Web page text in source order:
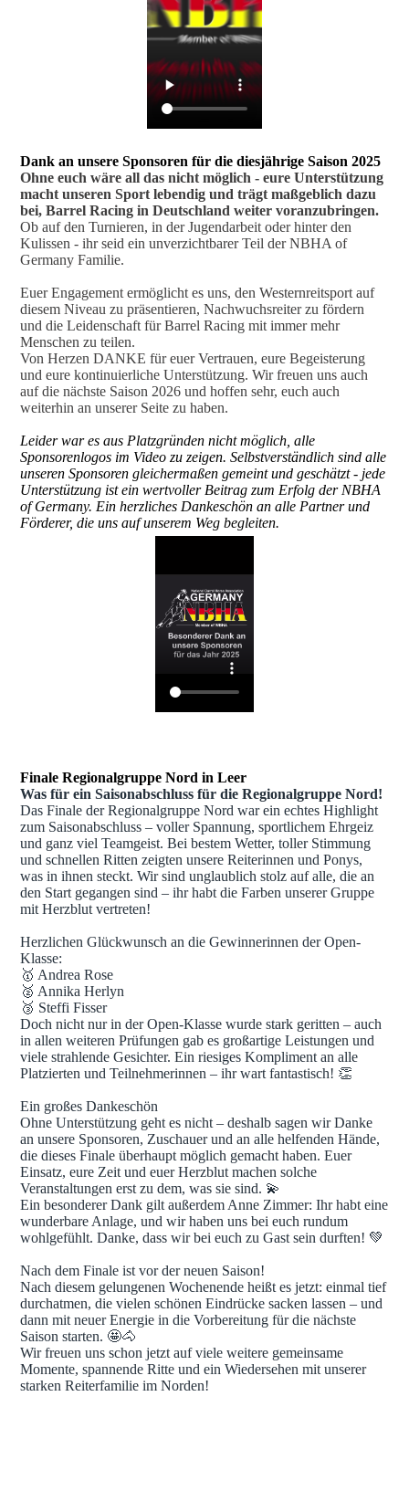
Dank an unsere Sponsoren für die diesjährige Saison 2025
Ohne euch wäre all das nicht möglich - eure Unterstützung
macht unseren Sport lebendig und trägt maßgeblich dazu
bei, Barrel Racing in Deutschland weiter voranzubringen.
Ob auf den Turnieren, in der Jugendarbeit oder hinter den
Kulissen - ihr seid ein unverzichtbarer Teil der NBHA of
Germany Familie.
Euer Engagement ermöglicht es uns, den Westernreitsport auf
diesem Niveau zu präsentieren, Nachwuchsreiter zu fördern
und die Leidenschaft für Barrel Racing mit immer mehr
Menschen zu teilen.
Von Herzen DANKE für euer Vertrauen, eure Begeisterung
und eure kontinuierliche Unterstützung. Wir freuen uns auch
auf die nächste Saison 2026 und hoffen sehr, euch auch
weiterhin an unserer Seite zu haben.
Leider war es aus Platzgründen nicht möglich, alle
Sponsorenlogos im Video zu zeigen. Selbstverständlich sind alle
unseren Sponsoren gleichermaßen gemeint und geschätzt - jede
Unterstützung ist ein wertvoller Beitrag zum Erfolg der NBHA
of Germany. Ein herzliches Dankeschön an alle Partner und
Förderer, die uns auf unserem Weg begleiten.
Finale Regionalgruppe Nord in Leer
Was für ein Saisonabschluss für die Regionalgruppe Nord!
Das Finale der Regionalgruppe Nord war ein echtes Highlight
zum Saisonabschluss – voller Spannung, sportlichem Ehrgeiz
und ganz viel Teamgeist. Bei bestem Wetter, toller Stimmung
und schnellen Ritten zeigten unsere Reiterinnen und Ponys,
was in ihnen steckt. Wir sind unglaublich stolz auf alle, die an
den Start gegangen sind – ihr habt die Farben unserer Gruppe
mit Herzblut vertreten!
Herzlichen Glückwunsch an die Gewinnerinnen der Open-
Klasse:
🥇 Andrea Rose
🥈 Annika Herlyn
🥉 Steffi Fisser
Doch nicht nur in der Open-Klasse wurde stark geritten – auch
in allen weiteren Prüfungen gab es großartige Leistungen und
viele strahlende Gesichter. Ein riesiges Kompliment an alle
Platzierten und Teilnehmerinnen – ihr wart fantastisch! 👏
Ein großes Dankeschön
Ohne Unterstützung geht es nicht – deshalb sagen wir Danke
an unsere Sponsoren, Zuschauer und an alle helfenden Hände,
die dieses Finale überhaupt möglich gemacht haben. Euer
Einsatz, eure Zeit und euer Herzblut machen solche
Veranstaltungen erst zu dem, was sie sind. 💫
Ein besonderer Dank gilt außerdem Anne Zimmer: Ihr habt eine
wunderbare Anlage, und wir haben uns bei euch rundum
wohlgefühlt. Danke, dass wir bei euch zu Gast sein durften! 💚
Nach dem Finale ist vor der neuen Saison!
Nach diesem gelungenen Wochenende heißt es jetzt: einmal tief
durchatmen, die vielen schönen Eindrücke sacken lassen – und
dann mit neuer Energie in die Vorbereitung für die nächste
Saison starten. 🤩🐴
Wir freuen uns schon jetzt auf viele weitere gemeinsame
Momente, spannende Ritte und ein Wiedersehen mit unserer
starken Reiterfamilie im Norden!